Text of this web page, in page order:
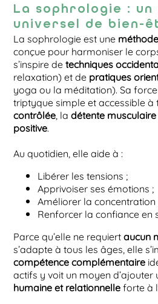
La sophrologie : un
universel de bien-
La sophrologie est une
conçue pour harmoniser le
s’inspire detechniques
relaxation) et de pratiques
yoga ou la méditation). Sa
triptyque simple et accessible à
contrôlée , ladétente musculaire
positive
Au quotidien, elle aide à :
Libérer les tensions ;
Apprivoiser ses émotions ;
Améliorer la concentration
Renforcer la confiance en
Parce qu’elle ne requiertaucun
s’adapte à tous les âges, elle
compétence complémentaire
actifs y voit un moyen d’ajouter
humaine et relationnelleforte à